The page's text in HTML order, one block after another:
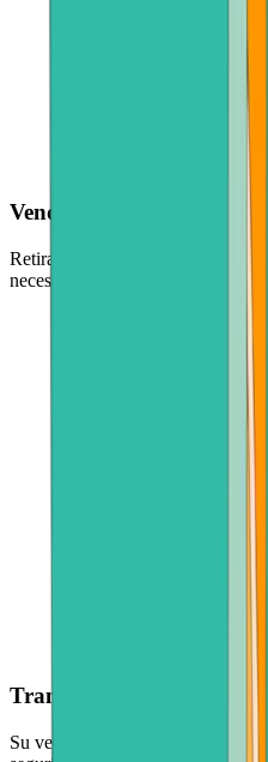
Vender cualquier cantidad
Retira cantidades grandes o
necesidades
Transacciones seguras
Su venta está protegida por